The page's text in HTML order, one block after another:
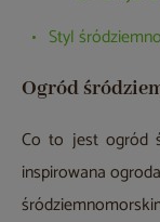
Styl
Ogród
Co to jest ogród
inspirowana